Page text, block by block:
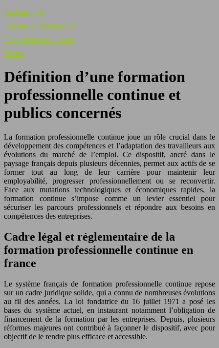
Ambulancier
Auxiliaire ambulancier
Formation ambulancier
Divers
Définition d’une formation
professionnelle continue et
publics concernés
La formation professionnelle continue joue un rôle crucial dans le
développement des compétences et l’adaptation des travailleurs aux
évolutions du marché de l’emploi. Ce dispositif, ancré dans le
paysage français depuis plusieurs décennies, permet aux actifs de se
former tout au long de leur carrière pour maintenir leur
employabilité, progresser professionnellement ou se reconvertir.
Face aux mutations technologiques et économiques rapides, la
formation continue s’impose comme un levier essentiel pour
sécuriser les parcours professionnels et répondre aux besoins en
compétences des entreprises.
Cadre légal et réglementaire de la
formation professionnelle continue en
france
Le système français de formation professionnelle continue repose
sur un cadre juridique solide, qui a connu de nombreuses évolutions
au fil des années. La loi fondatrice du 16 juillet 1971 a posé les
bases du système actuel, en instaurant notamment l’obligation de
financement de la formation par les entreprises. Depuis, plusieurs
réformes majeures ont contribué à façonner le dispositif, avec pour
objectif de le rendre plus efficace et accessible.